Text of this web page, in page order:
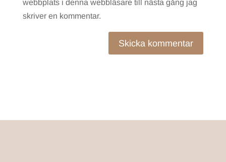
webbplats i denna webbläsare till nästa gång jag
skriver en kommentar.
Skicka kommentar